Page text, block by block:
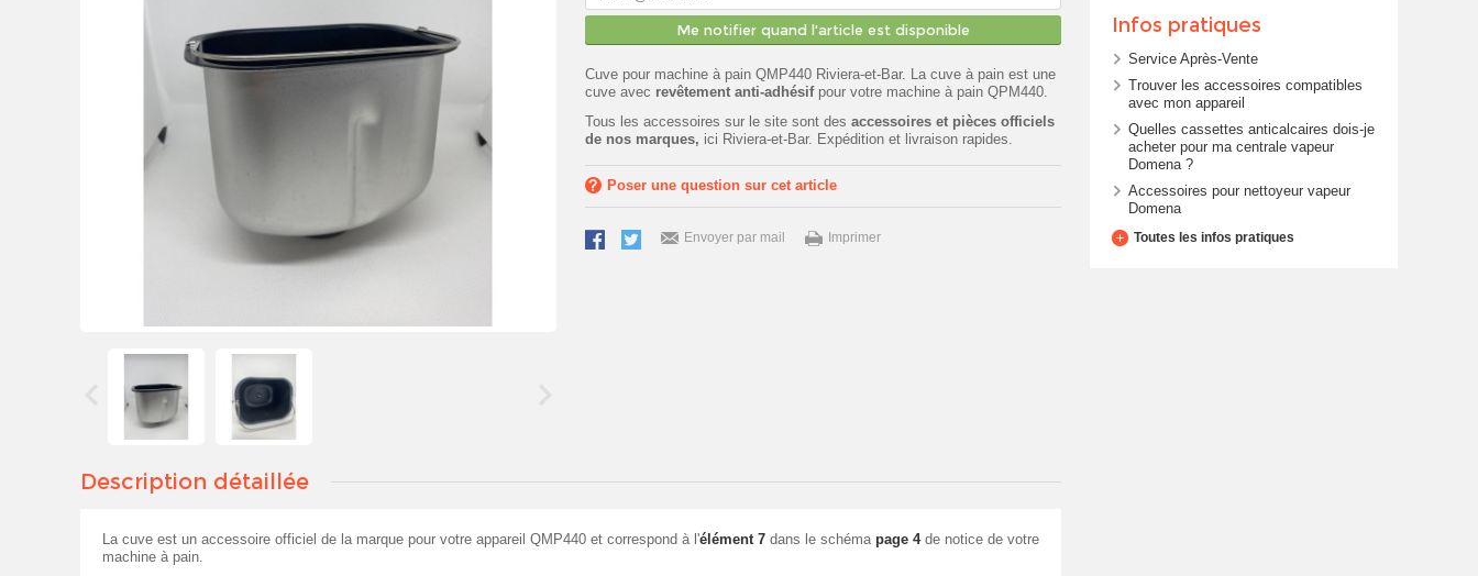
Me notifier quand l'article est disponible
Cuve pour machine à pain QMP440 Riviera-et-Bar. La cuve à pain est une
cuve avec revêtement anti-adhésifpour votre machine à pain QPM440.
Tous les accessoires sur le site sont des accessoires et pièces officiels
de nos marques, ici Riviera-et-Bar. Expédition et livraison rapides.
Poser une question sur cet article
Envoyer par mail Imprimer
Description détaillée
La cuve est un accessoire officiel de la marque pour votre appareil QMP440 et correspond à l'élément 7 dans le schéma page 4de notice de votre
machine à pain.
Infos pratiques
Service Après-Vente
Trouver les accessoires compatibles
avec mon appareil
Quelles cassettes anticalcaires dois-je
acheter pour ma centrale vapeur
Domena ?
Accessoires pour nettoyeur vapeur
Domena
Toutes les infos pratiques